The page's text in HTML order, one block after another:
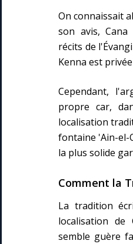
On connaissait
son avis,
récits de
Kenna est
Cependant,
propre car,
localisation
fontaine 'Ain-el-
la plus solide
Comment la
La tradition
localisation de
semble guère